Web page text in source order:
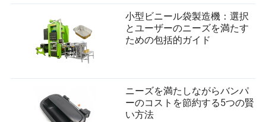
小型ビニール袋製造機：選択
とユーザーのニーズを満たす
ための包括的ガイド
ニーズを満たしながらバンパ
ーのコストを節約する5つの賢
い方法